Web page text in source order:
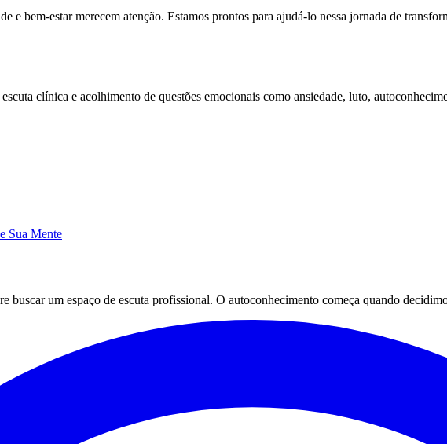
e bem-estar merecem atenção. Estamos prontos para ajudá-lo nessa jornada de
clínica e acolhimento de questões emocionais como ansiedade, luto,
Sua Mente
buscar um espaço de escuta profissional. O autoconhecimento começa quando